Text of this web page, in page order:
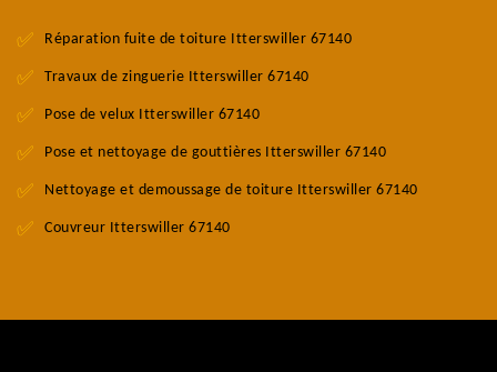
Réparation fuite de toiture Itterswiller 67140
Travaux de zinguerie Itterswiller 67140
Pose de velux Itterswiller 67140
Pose et nettoyage de gouttières Itterswiller 67140
Nettoyage et demoussage de toiture Itterswiller 67140
Couvreur Itterswiller 67140